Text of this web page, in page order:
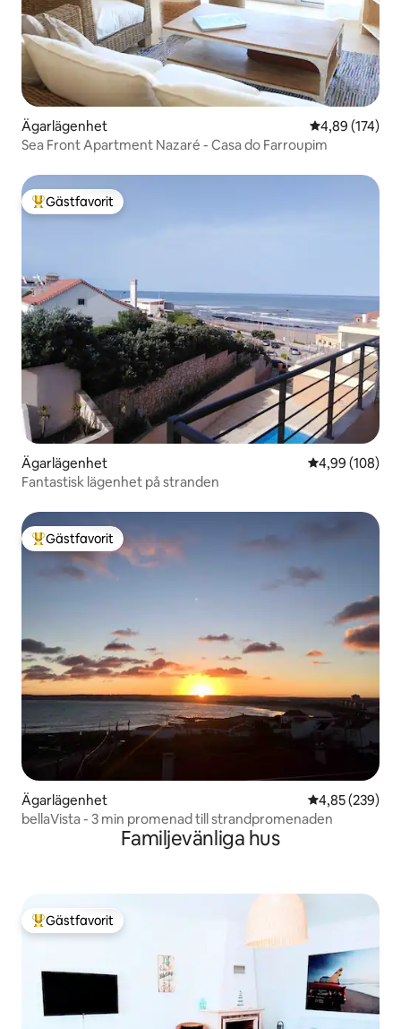
Ägarlägenhet 4,89 av 5 i
4,89 (174)
Sea Front Apartment Nazaré - Casa do Farroupim
Populär gästfavorit
Gästfavorit
Ägarlägenhet 4,99 av 5 i
4,99 (108)
Fantastisk lägenhet på stranden
Populär gästfavorit
Gästfavorit
Ägarlägenhet 4,85 av 5 i
4,85 (239)
bellaVista - 3 min promenad till strandpromenaden
Familjevänliga hus
Populär gästfavorit
Gästfavorit